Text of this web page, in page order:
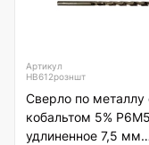
Артикул
HB612розншт
Сверло по металлу
кобальтом 5%
удлиненное 7,5 мм